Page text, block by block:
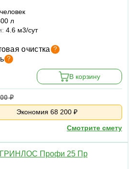
л
4.6 м3/сут
очистка ?
?
В корзину
₽
Экономия 68 200 ₽
Смотрите смету
ГРИНЛОС Профи 25 Пр